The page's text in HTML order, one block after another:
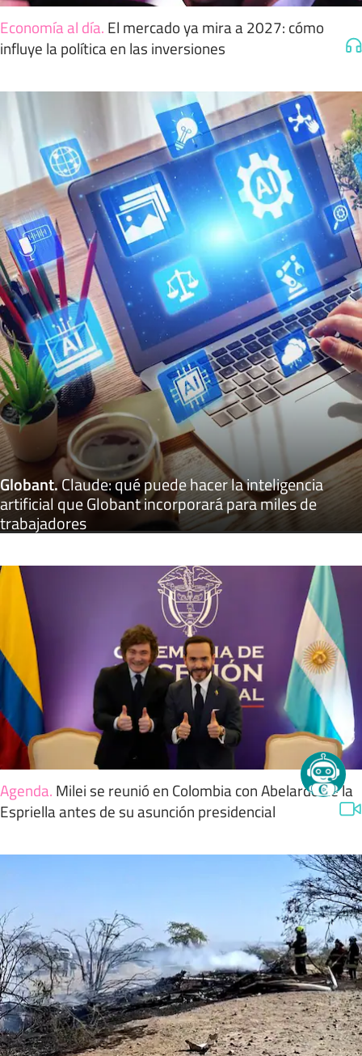
Economía al día. El mercado ya mira a 2027: cómo
influye la política en las inversiones
Globant.Claude: qué puede hacer la inteligencia
artificial que Globant incorporará para miles de
trabajadores
Agenda. Milei se reunió en Colombia con Abelardo de la
Espriella antes de su asunción presidencial